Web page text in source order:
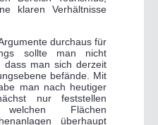
klaren Verhältnisse
durchaus für
sollte man nicht
dass man sich derzeit
befände. Mit
man nach heutiger
nur feststellen
Flächen
überhaupt